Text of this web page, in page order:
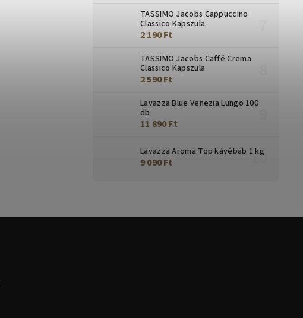
TASSIMO Jacobs Cappuccino
Classico Kapszula
2 190 Ft
TASSIMO Jacobs Caffé Crema
Classico Kapszula
2 590 Ft
Lavazza Blue Venezia Lungo 100
db
11 890 Ft
Lavazza Aroma Top kávébab 1 kg
9 090 Ft